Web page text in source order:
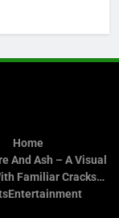
Home
And Ash – A Visual
Familiar Cracks…
Entertainment